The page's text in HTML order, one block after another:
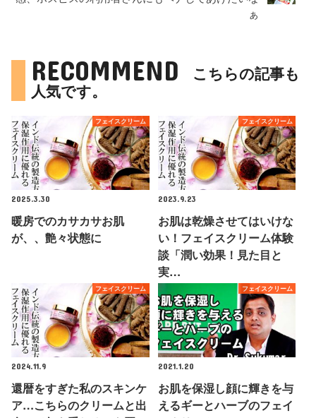
ぁ
RECOMMEND
こちらの記事も
人気です。
フェイスクリーム
2025.3.30
暖房でのカサカサお肌
が、、艶々状態に
フェイスクリーム
2023.9.23
お肌は乾燥させてはいけな
い！フェイスクリーム体験
談「潤い効果！見た目と
実…
フェイスクリーム
2024.11.9
還暦をすぎた私のスキンケ
ア…こちらのクリームと出
フェイスクリーム
2021.1.20
お肌を保湿し顔に輝きを与
えるギーとハーブのフェイ